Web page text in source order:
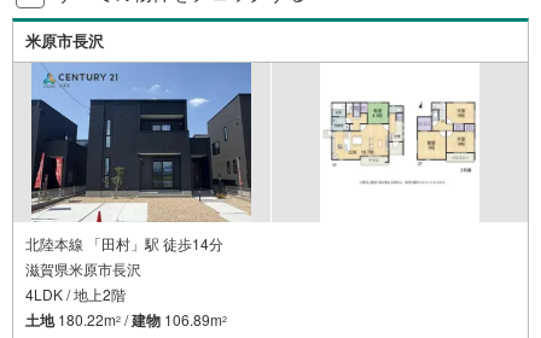
米原市長沢
北陸本線 「田村」駅 徒歩14分
滋賀県米原市長沢
4LDK / 地上2階
土地180.22m2 /建物 106.89m2